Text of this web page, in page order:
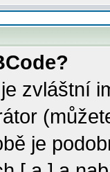
zvláštní
je